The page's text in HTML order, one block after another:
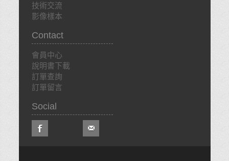
技術交流
影像樣本
Contact
會員中心
說明書下載
訂單查詢
訂單留言
Social